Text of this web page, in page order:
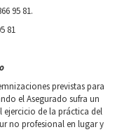
95 81.
81
previstas para
el Asegurado sufra un
de la práctica del
no profesional en lugar y